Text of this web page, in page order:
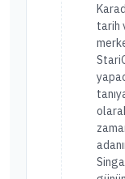
tarih